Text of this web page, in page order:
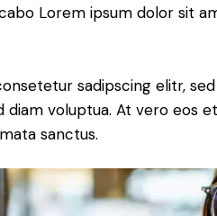
Lorem ipsum dolor sit
sadipscing elitr,
diam voluptua. At vero eos
sanctus.